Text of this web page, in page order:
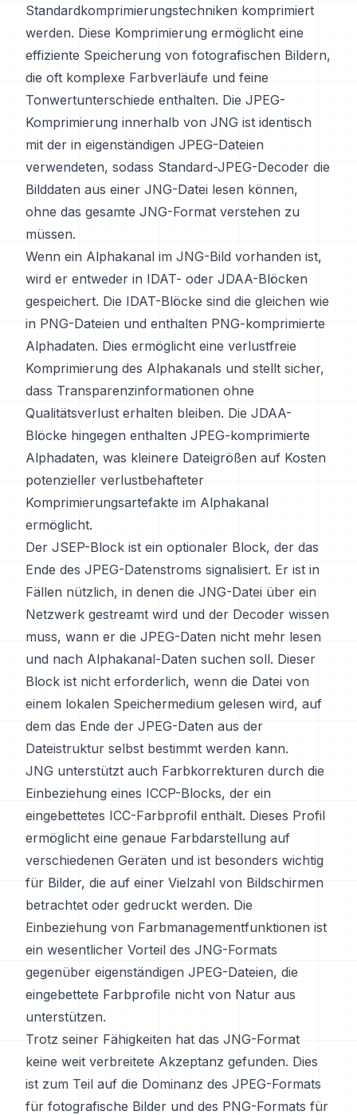
Standardkomprimierungstechniken komprimiert
werden. Diese Komprimierung ermöglicht eine
effiziente Speicherung von fotografischen Bildern,
die oft komplexe Farbverläufe und feine
Tonwertunterschiede enthalten. Die JPEG-
Komprimierung innerhalb von JNG ist identisch
mit der in eigenständigen JPEG-Dateien
verwendeten, sodass Standard-JPEG-Decoder die
Bilddaten aus einer JNG-Datei lesen können,
ohne das gesamte JNG-Format verstehen zu
müssen.
Wenn ein Alphakanal im JNG-Bild vorhanden ist,
wird er entweder in IDAT- oder JDAA-Blöcken
gespeichert. Die IDAT-Blöcke sind die gleichen wie
in PNG-Dateien und enthalten PNG-komprimierte
Alphadaten. Dies ermöglicht eine verlustfreie
Komprimierung des Alphakanals und stellt sicher,
dass Transparenzinformationen ohne
Qualitätsverlust erhalten bleiben. Die JDAA-
Blöcke hingegen enthalten JPEG-komprimierte
Alphadaten, was kleinere Dateigrößen auf Kosten
potenzieller verlustbehafteter
Komprimierungsartefakte im Alphakanal
ermöglicht.
Der JSEP-Block ist ein optionaler Block, der das
Ende des JPEG-Datenstroms signalisiert. Er ist in
Fällen nützlich, in denen die JNG-Datei über ein
Netzwerk gestreamt wird und der Decoder wissen
muss, wann er die JPEG-Daten nicht mehr lesen
und nach Alphakanal-Daten suchen soll. Dieser
Block ist nicht erforderlich, wenn die Datei von
einem lokalen Speichermedium gelesen wird, auf
dem das Ende der JPEG-Daten aus der
Dateistruktur selbst bestimmt werden kann.
JNG unterstützt auch Farbkorrekturen durch die
Einbeziehung eines ICCP-Blocks, der ein
eingebettetes ICC-Farbprofil enthält. Dieses Profil
ermöglicht eine genaue Farbdarstellung auf
verschiedenen Geräten und ist besonders wichtig
für Bilder, die auf einer Vielzahl von Bildschirmen
betrachtet oder gedruckt werden. Die
Einbeziehung von Farbmanagementfunktionen ist
ein wesentlicher Vorteil des JNG-Formats
gegenüber eigenständigen JPEG-Dateien, die
eingebettete Farbprofile nicht von Natur aus
unterstützen.
Trotz seiner Fähigkeiten hat das JNG-Format
keine weit verbreitete Akzeptanz gefunden. Dies
ist zum Teil auf die Dominanz des JPEG-Formats
für fotografische Bilder und des PNG-Formats für